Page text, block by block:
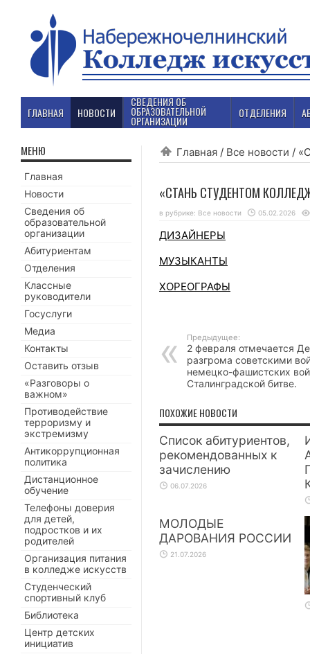
ГЛАВНАЯ НОВОСТИ
СВЕДЕНИЯ ОБ
ОБРАЗОВАТЕЛЬНОЙ
ОРГАНИЗАЦИИ
ОТДЕЛЕНИЯ
Главная / Все новости /
«СТАНЬ СТУДЕНТОМ
в рубрике: Все новости 05.02.2026
ДИЗАЙНЕРЫ
МУЗЫКАНТЫ
ХОРЕОГРАФЫ
Предыдущее:
2 февраля отмечается
разгрома советскими
немецко-фашистских
Сталинградской битве.
ПОХОЖИЕ НОВОСТИ
Список абитуриентов,
рекомендованных к
зачислению
06.07.2026
МОЛОДЫЕ
ДАРОВАНИЯ РОССИИ
21.07.2026
МЕНЮ
Главная
Новости
Сведения об
образовательной
организации
Абитуриентам
Отделения
Классные
руководители
Госуслуги
Медиа
Контакты
Оставить отзыв
«Разговоры о
важном»
Противодействие
терроризму и
экстремизму
Антикоррупционная
политика
Дистанционное
обучение
Телефоны доверия
для детей,
подростков и их
родителей
Организация питания
в колледже искусств
Студенческий
спортивный клуб
Библиотека
Центр детских
инициатив